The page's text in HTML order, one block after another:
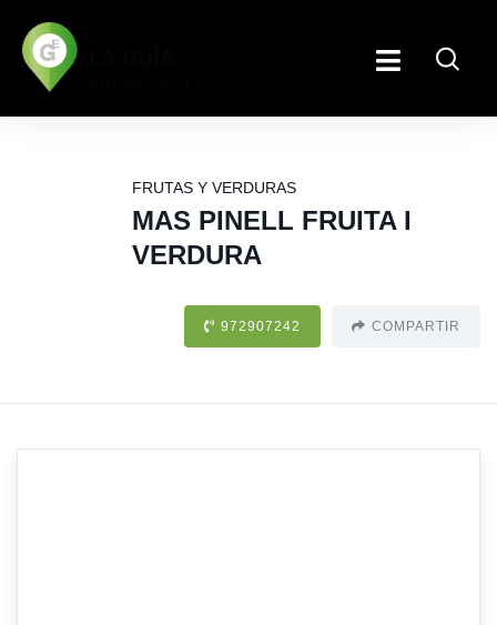
FRUTAS Y VERDURAS
MAS PINELL FRUITA I
VERDURA
972907242 COMPARTIR